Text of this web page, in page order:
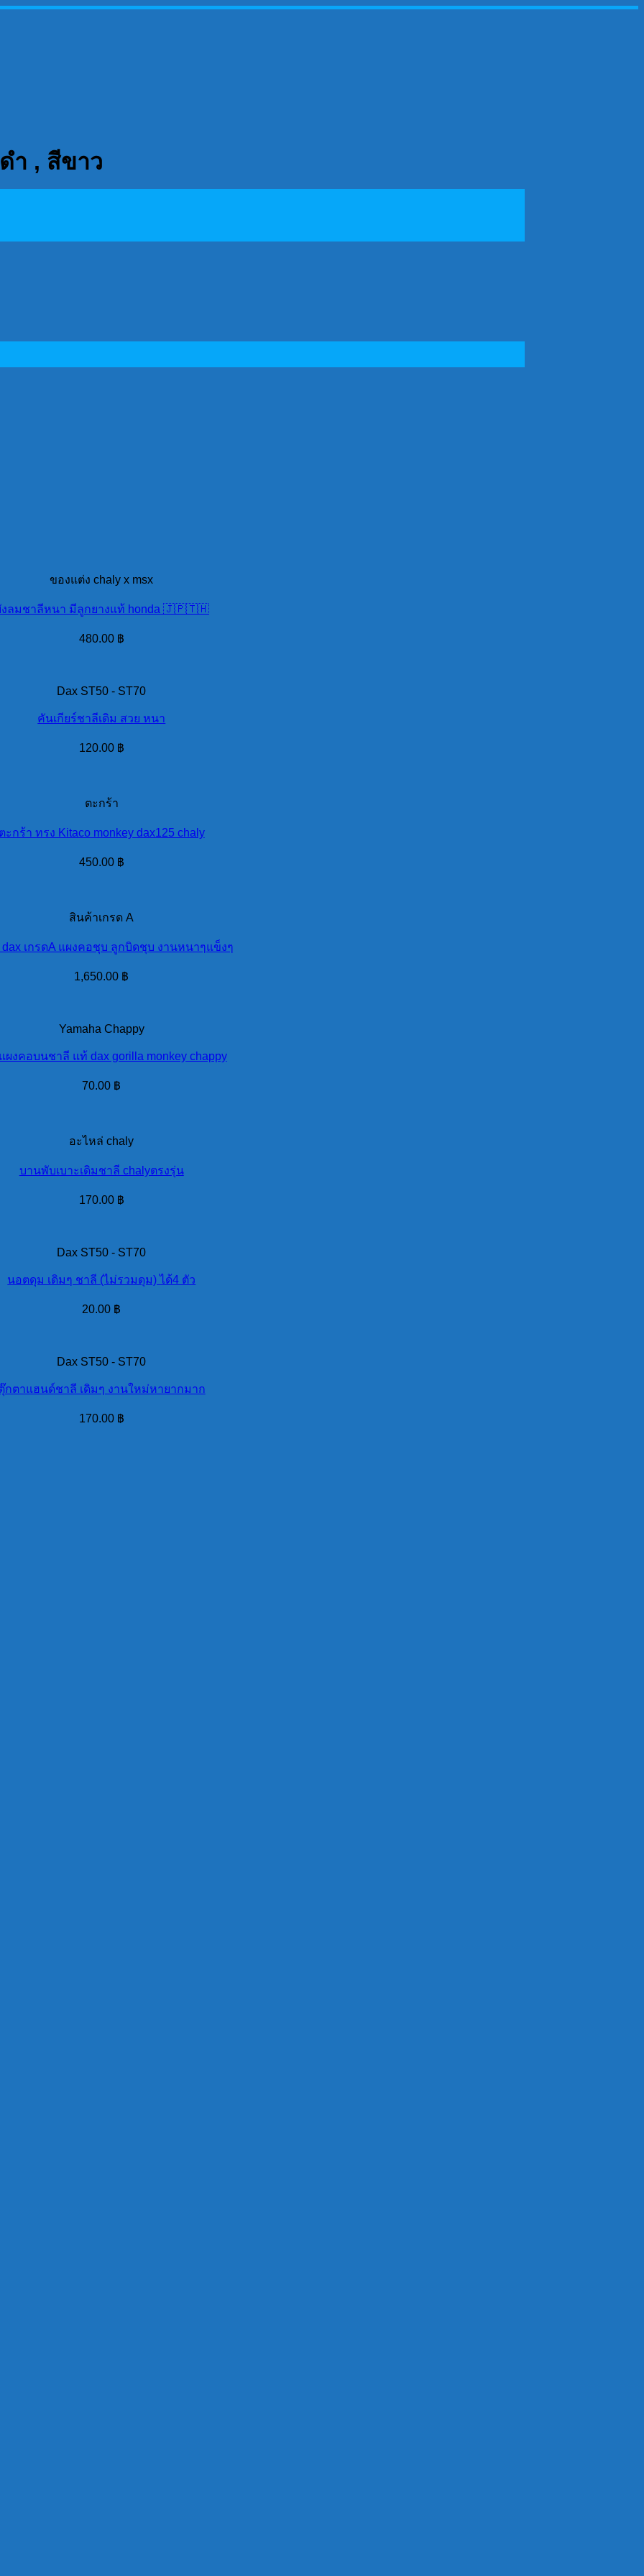
ำ , สีขาว
ของแต่ง chaly x msx
ลมชาลีหนา มีลูกยางแท้ honda 🇯🇵🇹🇭
480.00 ฿
Dax ST50 - ST70
คันเกียร์ชาลีเดิม สวย หนา
120.00 ฿
ตะกร้า
ตะกร้า ทรง Kitaco monkey dax125 chaly
450.00 ฿
สินค้าเกรด A
เกรดA แผงคอชุบ ลูกบิดชุบ งานหนาๆแข็งๆ
1,650.00 ฿
Yamaha Chappy
ผงคอบนชาลี แท้ dax gorilla monkey chappy
70.00 ฿
อะไหล่ chaly
บานพับเบาะเดิมชาลี chalyตรงรุ่น
170.00 ฿
Dax ST50 - ST70
นอตดุม เดิมๆ ชาลี (ไม่รวมดุม) ได้4 ตัว
20.00 ฿
Dax ST50 - ST70
กตาแฮนด์ชาลี เดิมๆ งานใหม่หายากมาก
170.00 ฿